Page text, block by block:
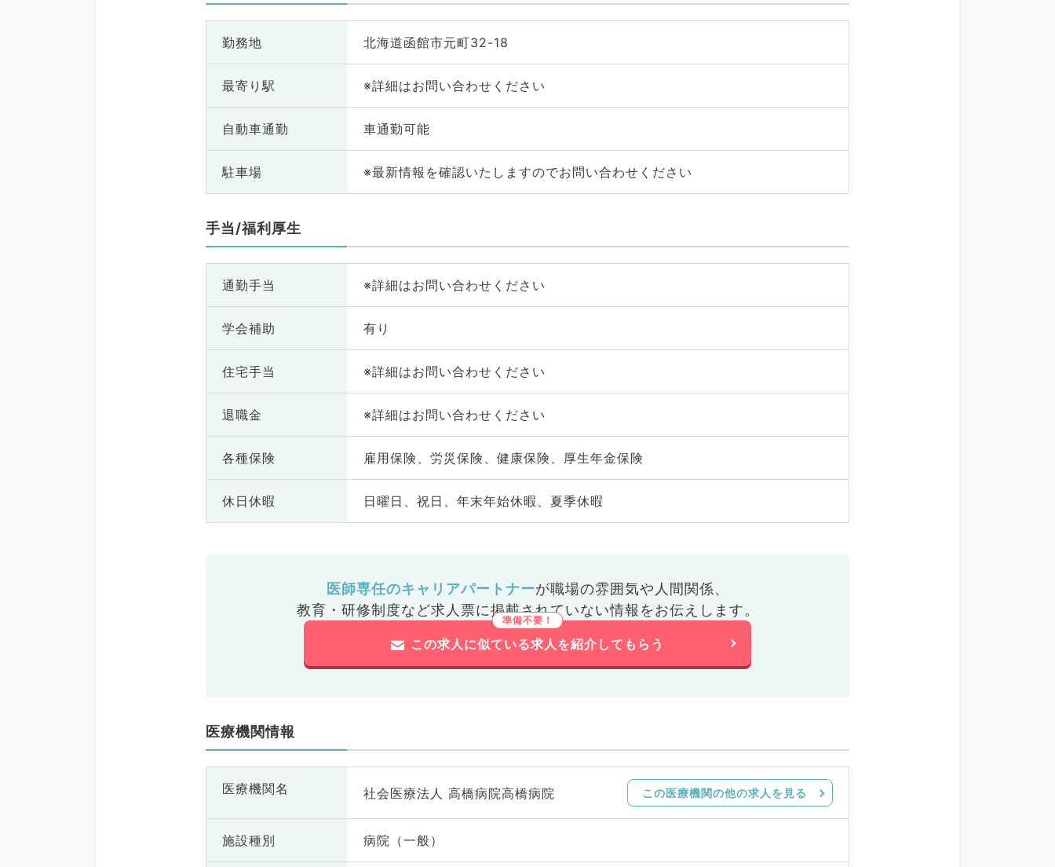
勤務地 北海道函館市元町32-18
最寄り駅 ※詳細はお問い合わせください
自動車通勤 車通勤可能
駐車場 ※最新情報を確認いたしますのでお問い合わせください
手当/福利厚生
通勤手当 ※詳細はお問い合わせください
学会補助 有り
住宅手当 ※詳細はお問い合わせください
退職金 ※詳細はお問い合わせください
各種保険 雇用保険、労災保険、健康保険、厚生年金保険
休日休暇 日曜日、祝日、年末年始休暇、夏季休暇
医師専任のキャリアパートナーが職場の雰囲気や人間関係、
教育・研修制度など求人票に掲載されていない情報をお伝えします。
この求人に似ている求人を紹介してもらう
医療機関情報
医療機関名 社会医療法人 高橋病院高橋病院 この医療機関の他の求人を見る
施設種別 病院（一般）